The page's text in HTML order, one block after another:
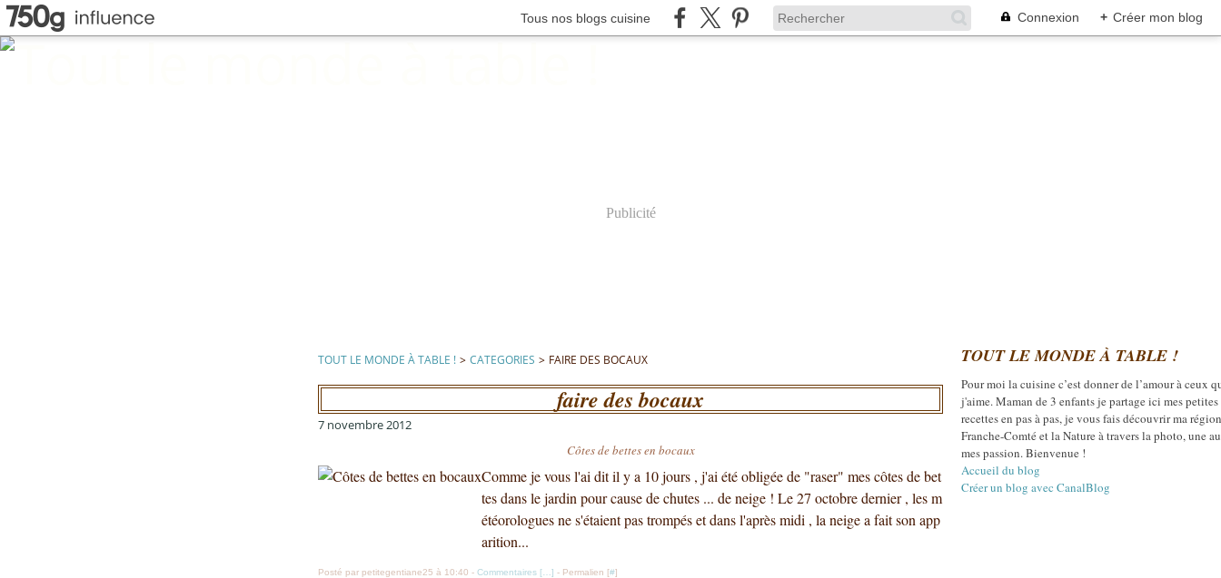
Tous nos blogs cuisine Connexion + Créer mon blog
Publicité
TOUT LE MONDE À TABLE ! > CATEGORIES > FAIRE DES BOCAUX
faire des bocaux
7 novembre 2012
Côtes de bettes en bocaux
Comme je vous l'ai dit il y a 10 jours , j'ai été obligée de "raser" mes côtes de bet
tes dans le jardin pour cause de chutes ... de neige ! Le 27 octobre dernier , les m
étéorologues ne s'étaient pas trompés et dans l'après midi , la neige a fait son app
arition...
Posté par petitegentiane25 à 10:40 - Commentaires [ ] - Permalien [#]
TOUT LE MONDE À TABLE !
Pour moi la cuisine c’est donner de l’amour à ceux
j'aime. Maman de 3 enfants je partage ici mes petites
recettes en pas à pas, je vous fais découvrir ma
Franche-Comté et la Nature à travers la photo, une
mes passion. Bienvenue !
Accueil du blog
Créer un blog avec CanalBlog